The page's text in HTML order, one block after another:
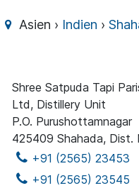
Asien › Indien ›
Shree Satpuda Tapi
Ltd, Distillery Unit
P.O. Purushottamnagar
425409 Shahada, Dist.
+91 (2565) 23453
+91 (2565) 23545